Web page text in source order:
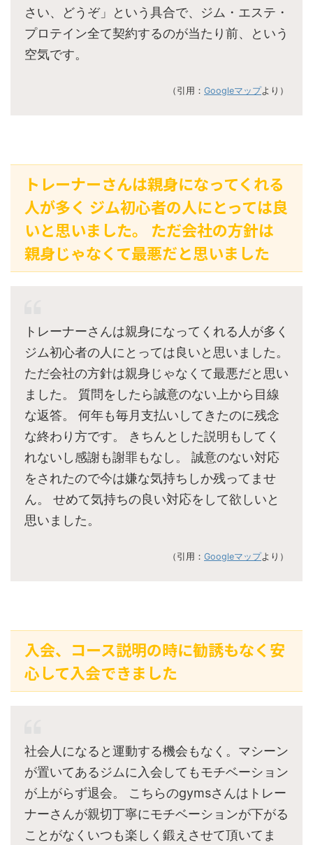
さい、どうぞ」という具合で、ジム・エステ・
プロテイン全て契約するのが当たり前、という
空気です。
（引用： Googleマップより）
トレーナーさんは親身になってくれる
人が多く ジム初心者の人にとっては良
いと思いました。 ただ会社の方針は
親身じゃなくて最悪だと思いました
トレーナーさんは親身になってくれる人が多く
ジム初心者の人にとっては良いと思いました。
ただ会社の方針は親身じゃなくて最悪だと思い
ました。 質問をしたら誠意のない上から目線
な返答。 何年も毎月支払いしてきたのに残念
な終わり方です。 きちんとした説明もしてく
れないし感謝も謝罪もなし。 誠意のない対応
をされたので今は嫌な気持ちしか残ってませ
ん。 せめて気持ちの良い対応をして欲しいと
思いました。
（引用： Googleマップより）
入会、コース説明の時に勧誘もなく安
心して入会できました
社会人になると運動する機会もなく。マシーン
が置いてあるジムに入会してもモチベーション
が上がらず退会。 こちらのgymsさんはトレー
ナーさんが親切丁寧にモチベーションが下がる
ことがなくいつも楽しく鍛えさせて頂いてま